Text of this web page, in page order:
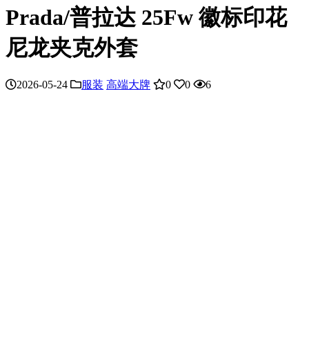
Prada/普拉达 25Fw 徽标印花
尼龙夹克外套
2026-05-24 服装 高端大牌 0 0 6